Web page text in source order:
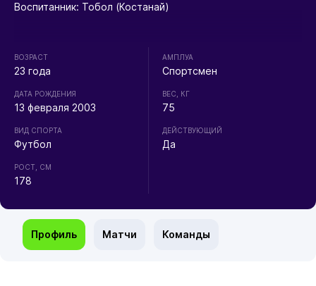
Воспитанник: Тобол (Костанай)
ВОЗРАСТ
23 года
ДАТА РОЖДЕНИЯ
13 февраля 2003
ВИД СПОРТА
Футбол
РОСТ, СМ
178
АМПЛУА
Спортсмен
ВЕС, КГ
75
ДЕЙСТВУЮЩИЙ
Да
Профиль Матчи Команды